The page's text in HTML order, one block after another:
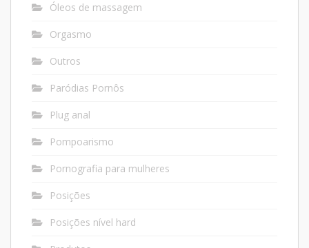
Óleos de massagem
Orgasmo
Outros
Paródias Pornôs
Plug anal
Pompoarismo
Pornografia para mulheres
Posições
Posições nível hard